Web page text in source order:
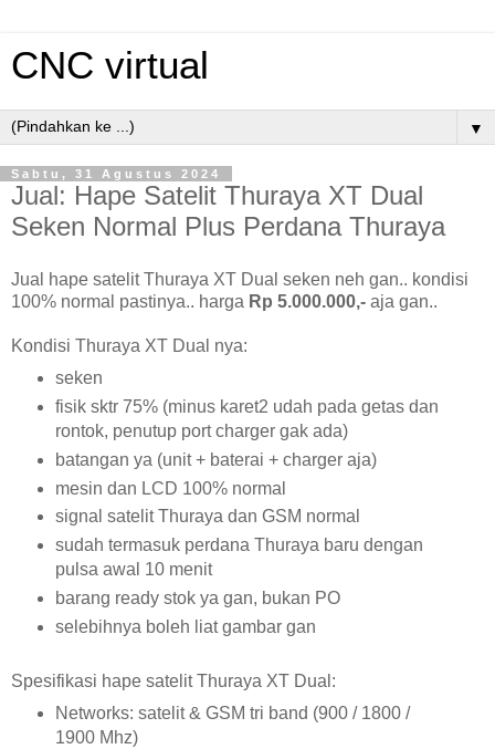
CNC virtual
▼
Sabtu, 31 Agustus 2024
Jual: Hape Satelit Thuraya XT Dual
Seken Normal Plus Perdana Thuraya
Jual hape satelit Thuraya XT Dual seken neh gan.. kondisi
100% normal pastinya.. harga Rp 5.000.000,- aja gan..
Kondisi Thuraya XT Dual nya:
seken
fisik sktr 75% (minus karet2 udah pada getas dan
rontok, penutup port charger gak ada)
batangan ya (unit + baterai + charger aja)
mesin dan LCD 100% normal
signal satelit Thuraya dan GSM normal
sudah termasuk perdana Thuraya baru dengan
pulsa awal 10 menit
barang ready stok ya gan, bukan PO
selebihnya boleh liat gambar gan
Spesifikasi hape satelit Thuraya XT Dual:
Networks: satelit & GSM tri band (900 / 1800 /
1900 Mhz)